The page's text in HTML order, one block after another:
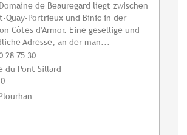
de Beauregard liegt zwischen
Quay-Portrieux und Binic in der
Côtes d'Armor. Eine gesellige und
Adresse, an der man...
28 75 30
du Pont Sillard